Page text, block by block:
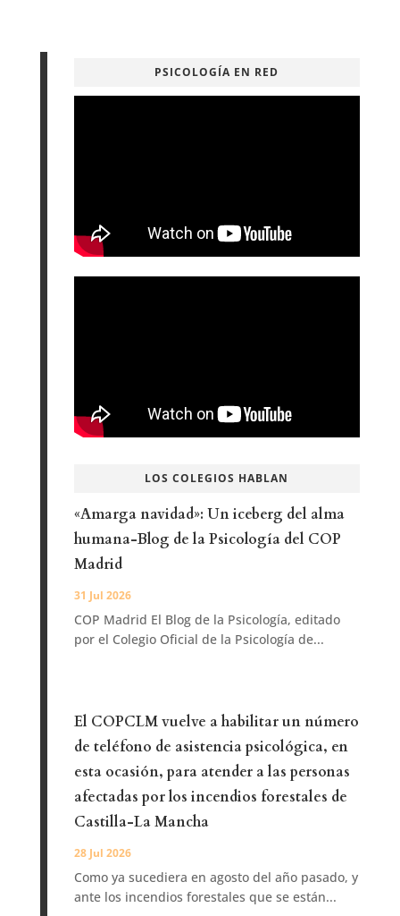
PSICOLOGÍA EN RED
LOS COLEGIOS HABLAN
«Amarga navidad»: Un iceberg del alma
humana-Blog de la Psicología del COP
Madrid
31 Jul 2026
COP Madrid El Blog de la Psicología, editado
por el Colegio Oficial de la Psicología de...
El COPCLM vuelve a habilitar un número
de teléfono de asistencia psicológica, en
esta ocasión, para atender a las personas
afectadas por los incendios forestales de
Castilla-La Mancha
28 Jul 2026
Como ya sucediera en agosto del año pasado, y
ante los incendios forestales que se están...